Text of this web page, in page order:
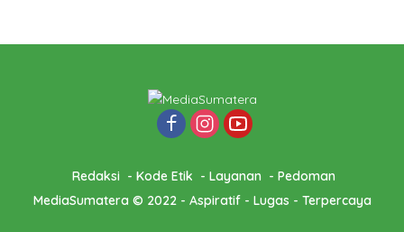
Redaksi Kode Etik Layanan
Pedoman
MediaSumatera © 2022 - Aspiratif - Lugas - Terpercaya